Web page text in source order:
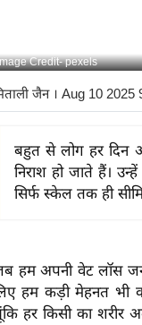
Credit- pexels
जैन। Aug 10 2025
बहुत से लोग हर
निराश हो जाते हैं।
सिर्फ स्केल तक ही
हम अपनी वेट लॉस
हम कड़ी मेहनत भी
हर किसी का शरीर